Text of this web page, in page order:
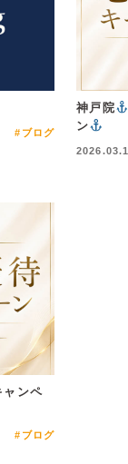
#ブログ
神戸院
ン
ャンペ
#ブログ